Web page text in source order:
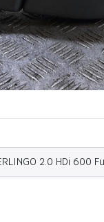
2.0 HDi 600